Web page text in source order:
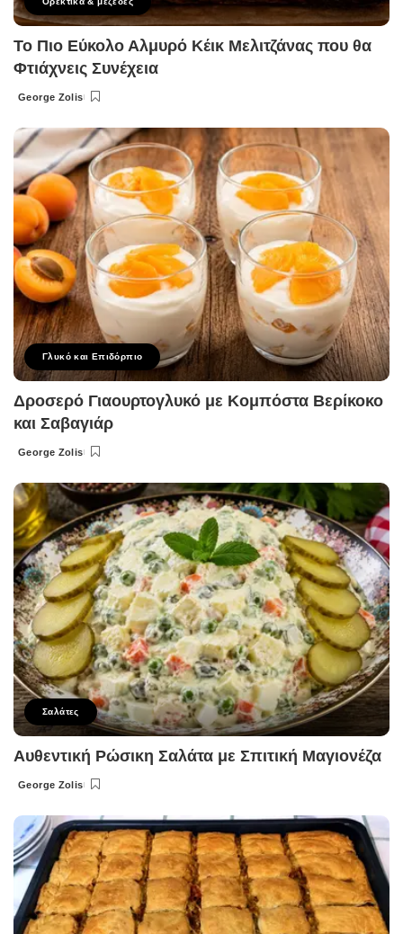
Το Πιο Εύκολο Αλμυρό Κέικ Μελιτζάνας που θα
Φτιάχνεις Συνέχεια
Posted
George Zolis
Γλυκό και Επιδόρπιο
Δροσερό Γιαουρτογλυκό με Κομπόστα Βερίκοκο
και Σαβαγιάρ
Posted
George Zolis
Σαλάτες
Αυθεντική Ρώσικη Σαλάτα με Σπιτική Μαγιονέζα
Posted
George Zolis